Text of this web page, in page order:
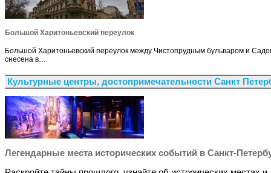
Большой Харитоньевский переулок
Большой Харитоньевский переулок между Чистопрудным бульваром и
снесена в…
Культурные центры, достопримечательности Санкт
Легендарные места исторических событий в Санкт-